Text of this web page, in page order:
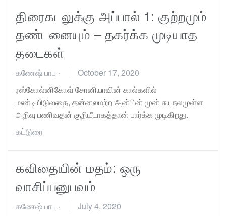
திரைகடலுக்கு அப்பால் 1: குற்றமும்
தண்டனையும் – தகர்க்க முடியாத
தடைகள்
கணேஷ் பாபு ·
October 17, 2020
ரஸ்கோல்னிகோவ் சோனியாவின் கால்களில்
மண்டியிடுவதை, தன்னலமற்ற அன்பின் முன் சுயநலமுள்ள
அறிவு பணிவதன் குறியீடாகத்தான் பார்க்க முடிகிறது.
கட்டுரை
கவிதையின் மதம்: ஒரு
வாசிப்பனுபவம்
கணேஷ் பாபு ·
July 4, 2020